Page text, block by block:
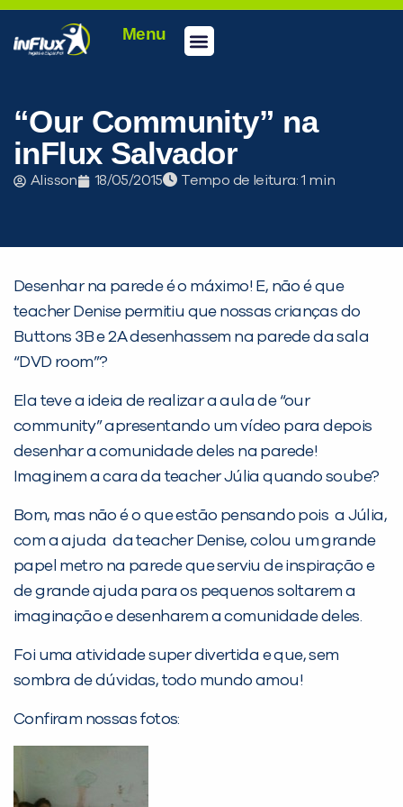
Menu
“Our Community” na
inFlux Salvador
Alisson 18/05/2015 Tempo de leitura:
Desenhar na parede é o máximo! E, não é que
teacher Denise permitiu que nossas crianças do
Buttons 3B e 2A desenhassem na parede da sala
“DVD room”?
Ela teve a ideia de realizar a aula de “our
community” apresentando um vídeo para depois
desenhar a comunidade deles na parede!
Imaginem a cara da teacher Júlia quando soube?
Bom, mas não é o que estão pensando pois a Júlia,
com a ajuda da teacher Denise, colou um grande
papel metro na parede que serviu de inspiração e
de grande ajuda para os pequenos soltarem a
imaginação e desenharem a comunidade deles.
Foi uma atividade super divertida e que, sem
sombra de dúvidas, todo mundo amou!
Confiram nossas fotos:
PEÇA UMA DEMONSTRAÇÃO DE MÉTODO
Desculpe!
Não encontramos nenhuma unidade
inFlux nesta cidade ou bairro que
Preencha com seus dados abaixo e
já vamos te colocar em contato